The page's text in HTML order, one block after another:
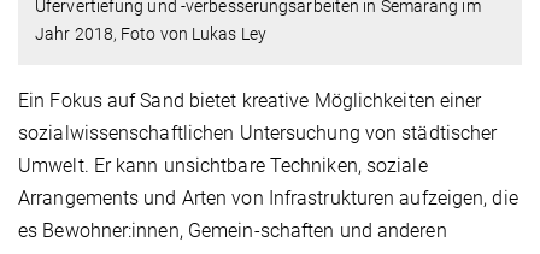
Ufervertiefung und -verbesserungsarbeiten in Semarang im
Jahr 2018, Foto von Lukas Ley
Ein Fokus auf Sand bietet kreative Möglichkeiten einer
sozialwissenschaftlichen Untersuchung von städtischer
Umwelt. Er kann unsichtbare Techniken, soziale
Arrangements und Arten von Infrastrukturen aufzeigen, die
es Bewohner:innen, Gemein-schaften und anderen